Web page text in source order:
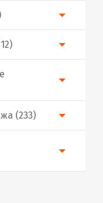
(233)